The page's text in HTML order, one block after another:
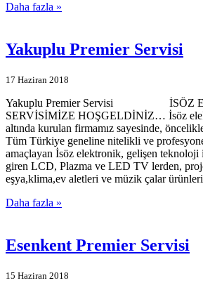
Daha fazla »
Yakuplu Premier Servisi
17 Haziran 2018
Yakuplu Premier Servisi İSÖZ
SERVİSİMİZE HOŞGELDİNİZ… İsöz
altında kurulan firmamız sayesinde,
Tüm Türkiye geneline nitelikli ve
amaçlayan İsöz elektronik, gelişen teknoloji
giren LCD, Plazma ve LED TV lerden,
eşya,klima,ev aletleri ve müzik çalar
Daha fazla »
Esenkent Premier Servisi
15 Haziran 2018